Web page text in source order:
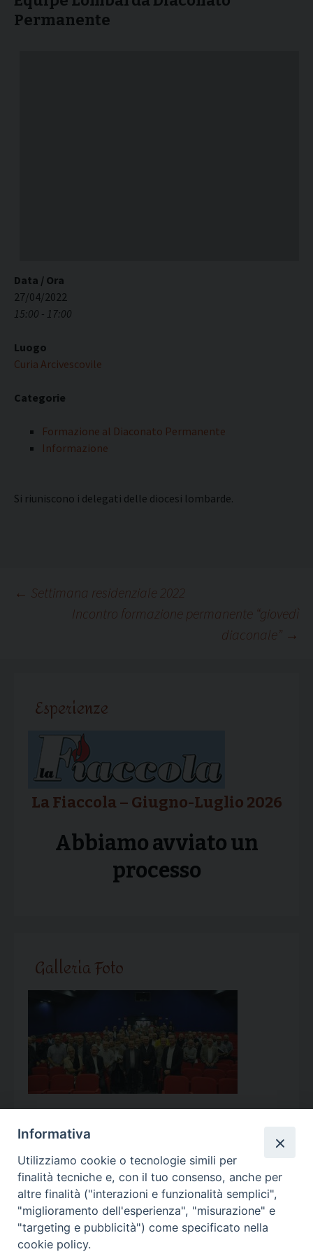
Permanente
Data / Ora
27/04/2022
15:00 - 17:00
Luogo
Curia Arcivescovile
Categorie
Formazione al Diaconato Permanente
Informazione
Si riuniscono i delegati delle diocesi lombarde.
Navigazione
← Settimana residenziale 2022
Incontro formazione permanente “giovedì
diaconale” →
Esperienze
La Fiaccola – Giugno-Luglio 2026
Abbiamo avviato un
processo
Galleria Foto
Calendario Appuntamenti
<< Ago 2026 >>
l m m g v s
d
Informativa
Utilizziamo cookie o tecnologie simili per
finalità tecniche e, con il tuo consenso, anche per
altre finalità ("interazioni e funzionalità semplici",
"miglioramento dell'esperienza", "misurazione" e
"targeting e pubblicità") come specificato nella
cookie policy.